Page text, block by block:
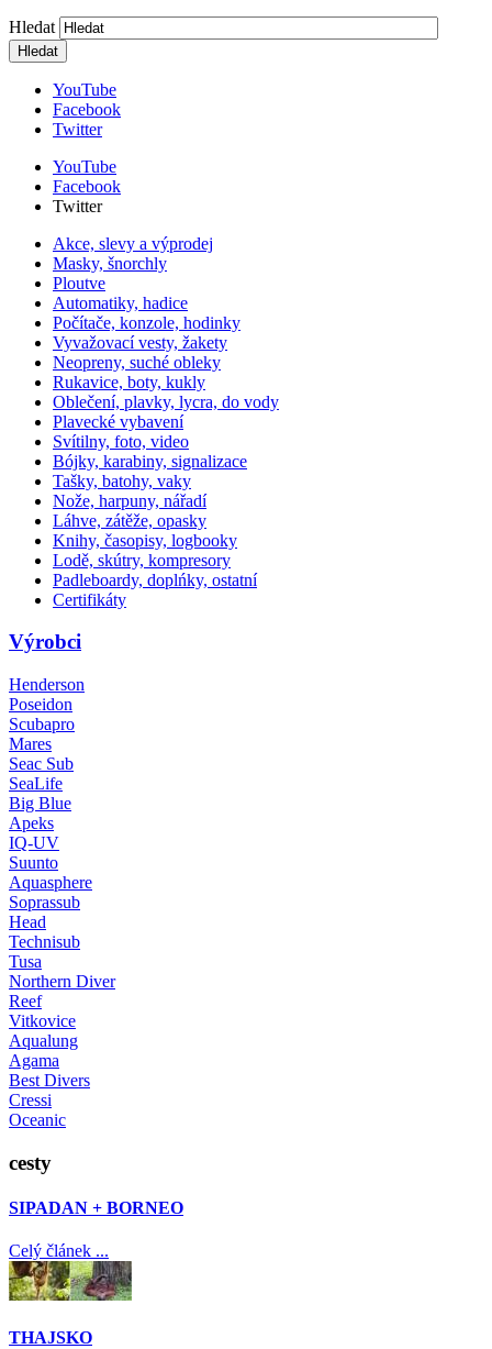
Hledat
YouTube
Facebook
Twitter
YouTube
Facebook
Twitter
Akce, slevy a výprodej
Masky, šnorchly
Ploutve
Automatiky, hadice
Počítače, konzole, hodinky
Vyvažovací vesty, žakety
Neopreny, suché obleky
Rukavice, boty, kukly
Oblečení, plavky, lycra, do vody
Plavecké vybavení
Svítilny, foto, video
Bójky, karabiny, signalizace
Tašky, batohy, vaky
Nože, harpuny, nářadí
Láhve, zátěže, opasky
Knihy, časopisy, logbooky
Lodě, skútry, kompresory
Padleboardy, doplńky, ostatní
Certifikáty
Výrobci
Henderson
Poseidon
Scubapro
Mares
Seac Sub
SeaLife
Big Blue
Apeks
IQ-UV
Suunto
Aquasphere
Soprassub
Head
Technisub
Tusa
Northern Diver
Reef
Vitkovice
Aqualung
Agama
Best Divers
Cressi
Oceanic
cesty
SIPADAN + BORNEO
Celý článek ...
THAJSKO